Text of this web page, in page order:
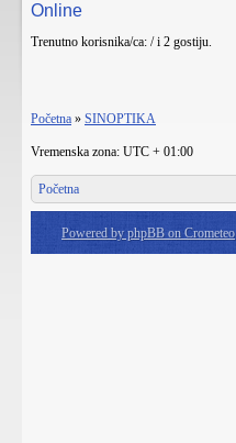
Online
Trenutno korisnika/ca: / i 2 gostiju.
Početna » SINOPTIKA
Vremenska zona: UTC + 01:00
Početna
Powered by phpBB on Crometeo